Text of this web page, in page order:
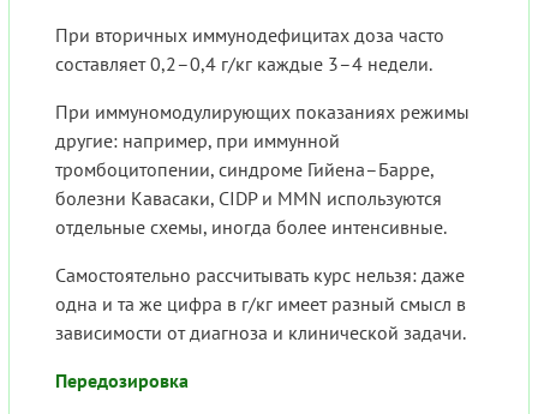
При вторичных иммунодефицитах доза часто
составляет 0,2–0,4 г/кг каждые 3–4 недели.
При иммуномодулирующих показаниях режимы
другие: например, при иммунной
тромбоцитопении, синдроме Гийена–Барре,
болезни Кавасаки, CIDP и MMN используются
отдельные схемы, иногда более интенсивные.
Самостоятельно рассчитывать курс нельзя: даже
одна и та же цифра в г/кг имеет разный смысл в
зависимости от диагноза и клинической задачи.
Передозировка